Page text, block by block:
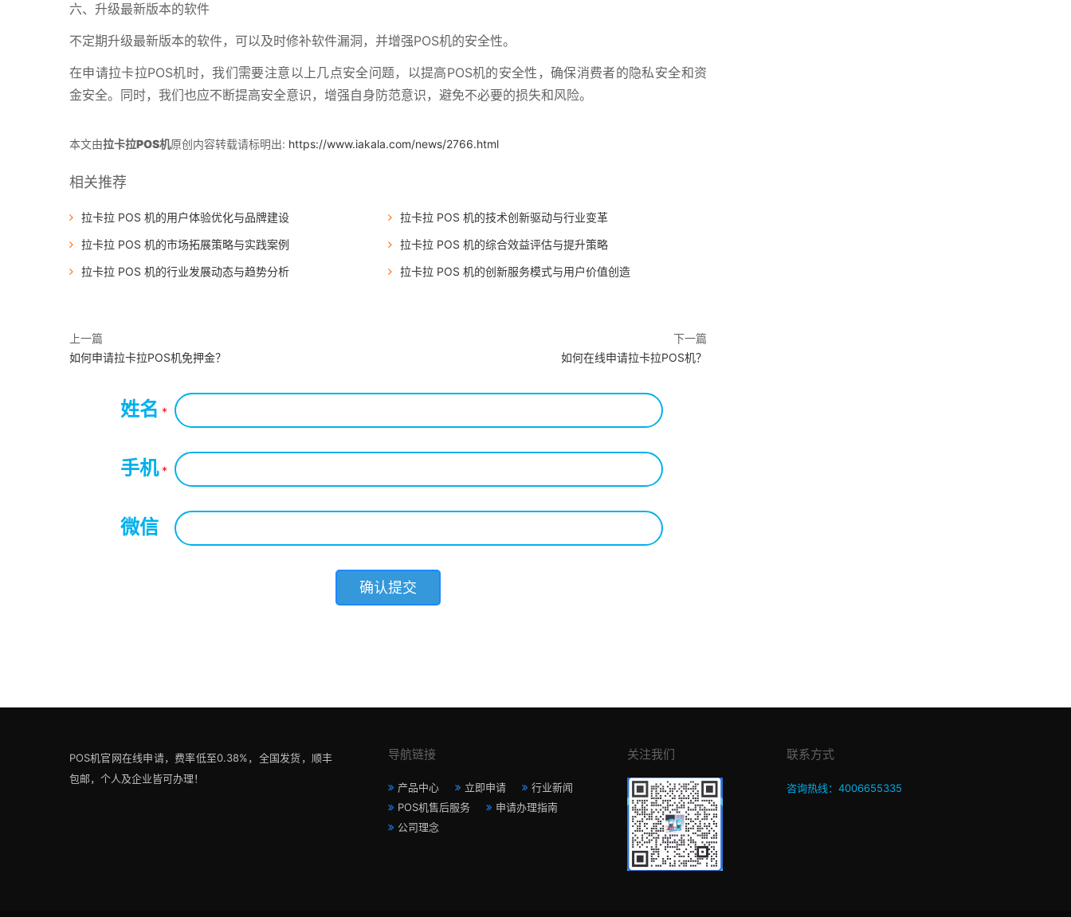
六、升级最新版本的软件
不定期升级最新版本的软件，可以及时修补软件漏洞，并增强POS机的安全性。
在申请拉卡拉POS机时，我们需要注意以上几点安全问题，以提高POS机的安全性，确保消费者的隐私安全和资
金安全。同时，我们也应不断提高安全意识，增强自身防范意识，避免不必要的损失和风险。
本文由拉卡拉POS机原创内容转载请标明出: https://www.iakala.com/news/2766.html
相关推荐
拉卡拉 POS 机的用户体验优化与品牌建设
拉卡拉 POS 机的技术创新驱动与行业变革
拉卡拉 POS 机的市场拓展策略与实践案例
拉卡拉 POS 机的综合效益评估与提升策略
拉卡拉 POS 机的行业发展动态与趋势分析
拉卡拉 POS 机的创新服务模式与用户价值创造
上一篇
如何申请拉卡拉POS机免押金？
下一篇
如何在线申请拉卡拉POS机？
姓名 *
手机*
微信
POS机官网在线申请，费率低至0.38%，全国发货，顺丰
包邮，个人及企业皆可办理！
导航链接
产品中心 立即申请
行业新闻
POS机售后服务
申请办理指南
公司理念
关注我们 联系方式
咨询热线：4006655335